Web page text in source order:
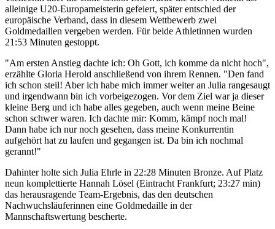
alleinige U20-Europameisterin gefeiert, später entschied der
europäische Verband, dass in diesem Wettbewerb zwei
Goldmedaillen vergeben werden. Für beide Athletinnen wurden
21:53 Minuten gestoppt.
"Am ersten Anstieg dachte ich: Oh Gott, ich komme da nicht hoch",
erzählte Gloria Herold anschließend von ihrem Rennen. "Den fand
ich schon steil! Aber ich habe mich immer weiter an Julia rangesaugt
und irgendwann bin ich vorbeigezogen. Vor dem Ziel war ja dieser
kleine Berg und ich habe alles gegeben, auch wenn meine Beine
schon schwer waren. Ich dachte mir: Komm, kämpf noch mal!
Dann habe ich nur noch gesehen, dass meine Konkurrentin
aufgehört hat zu laufen und gegangen ist. Da bin ich nochmal
gerannt!"
Dahinter holte sich Julia Ehrle in 22:28 Minuten Bronze. Auf Platz
neun komplettierte Hannah Lösel (Eintracht Frankfurt; 23:27 min)
das herausragende Team-Ergebnis, das den deutschen
Nachwuchsläuferinnen eine Goldmedaille in der
Mannschaftswertung bescherte.